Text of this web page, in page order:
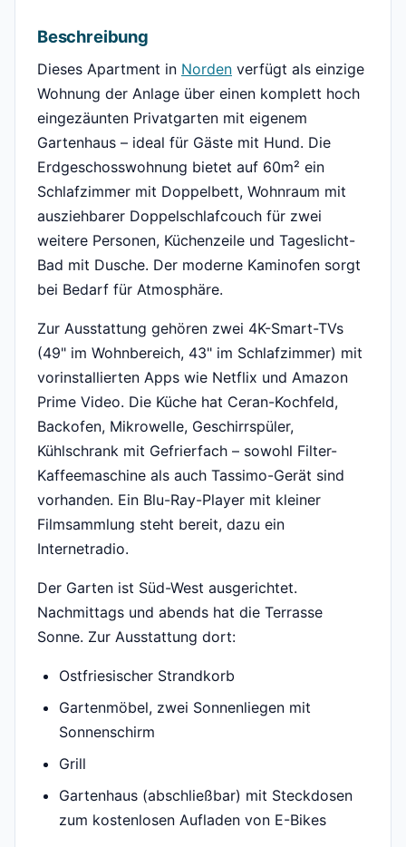
Beschreibung
Dieses Apartment in Norden verfügt als einzige
Wohnung der Anlage über einen komplett hoch
eingezäunten Privatgarten mit eigenem
Gartenhaus – ideal für Gäste mit Hund. Die
Erdgeschosswohnung bietet auf 60m² ein
Schlafzimmer mit Doppelbett, Wohnraum mit
ausziehbarer Doppelschlafcouch für zwei
weitere Personen, Küchenzeile und Tageslicht-
Bad mit Dusche. Der moderne Kaminofen sorgt
bei Bedarf für Atmosphäre.
Zur Ausstattung gehören zwei 4K-Smart-TVs
(49" im Wohnbereich, 43" im Schlafzimmer) mit
vorinstallierten Apps wie Netflix und Amazon
Prime Video. Die Küche hat Ceran-Kochfeld,
Backofen, Mikrowelle, Geschirrspüler,
Kühlschrank mit Gefrierfach – sowohl Filter-
Kaffeemaschine als auch Tassimo-Gerät sind
vorhanden. Ein Blu-Ray-Player mit kleiner
Filmsammlung steht bereit, dazu ein
Internetradio.
Der Garten ist Süd-West ausgerichtet.
Nachmittags und abends hat die Terrasse
Sonne. Zur Ausstattung dort:
Ostfriesischer Strandkorb
Gartenmöbel, zwei Sonnenliegen mit
Sonnenschirm
Grill
Gartenhaus (abschließbar) mit Steckdosen
zum kostenlosen Aufladen von E-Bikes